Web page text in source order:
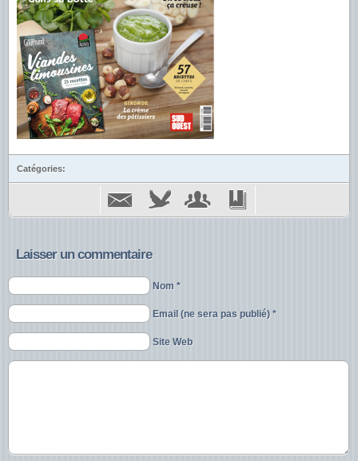
Catégories:
Laisser un commentaire
Nom *
Email (ne sera pas publié) *
Site Web